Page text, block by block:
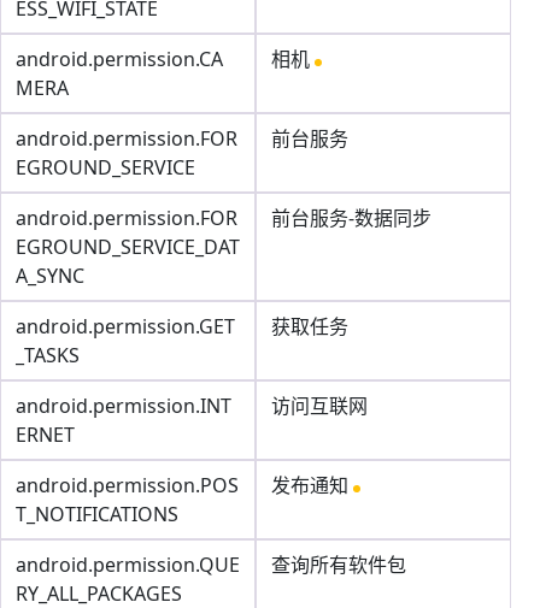
ESS_WIFI_STATE
android.permission.CA
MERA
相机
android.permission.FOR
EGROUND_SERVICE
前台服务
android.permission.FOR
EGROUND_SERVICE_DAT
A_SYNC
前台服务-数据同步
android.permission.GET
_TASKS
获取任务
android.permission.INT
ERNET
访问互联网
android.permission.POS
T_NOTIFICATIONS
发布通知
android.permission.QUE
RY_ALL_PACKAGES
查询所有软件包